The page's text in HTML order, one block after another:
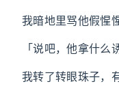
我暗地里骂他假惺
「说吧，他拿什么
我转了转眼珠子，